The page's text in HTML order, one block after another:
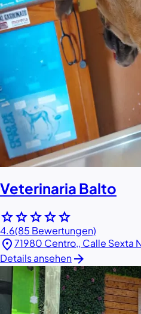
Veterinaria Balto
starstarstarstarstar
4.6(85 Bewertungen)
location_on71980 Centro,, Calle Sexta
Details ansehenarrow_forward